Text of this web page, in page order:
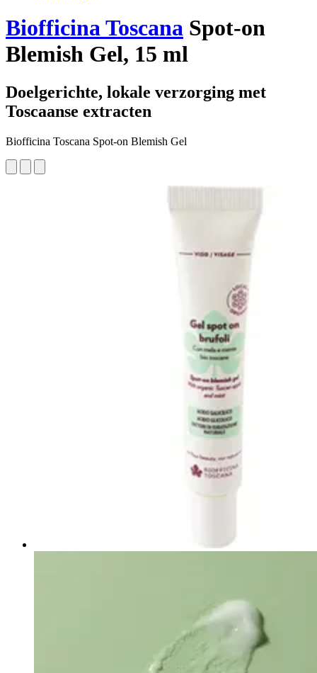
Biofficina Toscana Spot-on
Blemish Gel, 15 ml
Doelgerichte, lokale verzorging met
Toscaanse extracten
Biofficina Toscana Spot-on Blemish Gel